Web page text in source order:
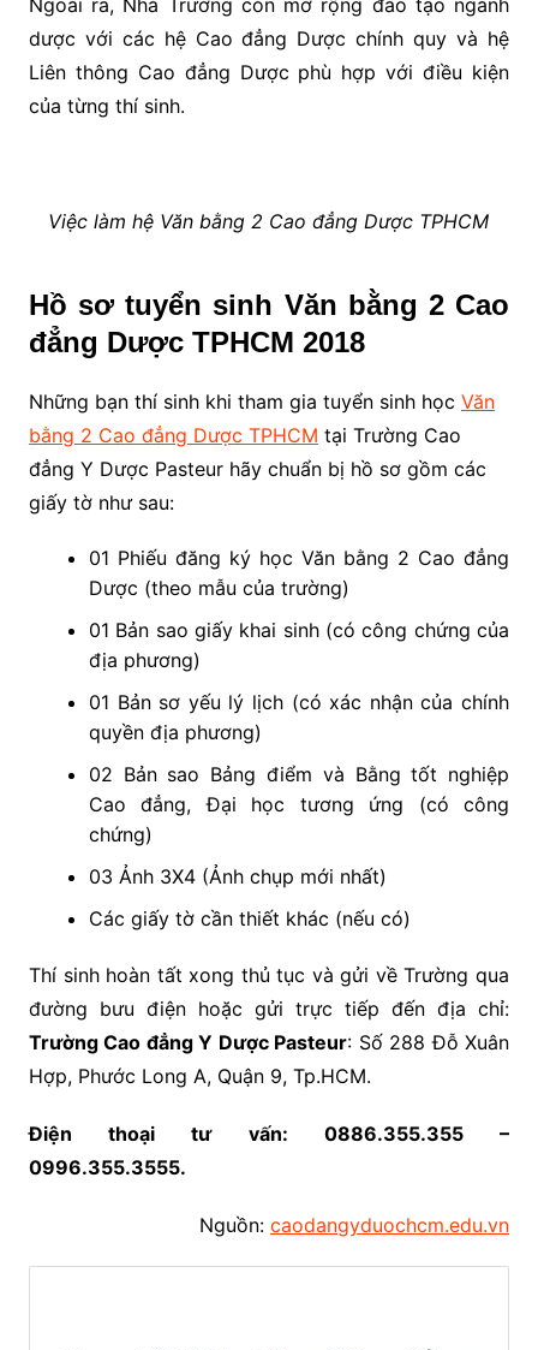
Ngoài ra, Nhà Trường còn mở rộng đào tạo ngành
dược với các hệ Cao đẳng Dược chính quy và hệ
Liên thông Cao đẳng Dược phù hợp với điều kiện
của từng thí sinh.
Việc làm hệ Văn bằng 2 Cao đẳng Dược TPHCM
Hồ sơ tuyển sinh Văn bằng 2 Cao
đẳng Dược TPHCM 2018
Những bạn thí sinh khi tham gia tuyển sinh học Văn
bằng 2 Cao đẳng Dược TPHCM tại Trường Cao
đẳng Y Dược Pasteur hãy chuẩn bị hồ sơ gồm các
giấy tờ như sau:
01 Phiếu đăng ký học Văn bằng 2 Cao đẳng
Dược (theo mẫu của trường)
01 Bản sao giấy khai sinh (có công chứng của
địa phương)
01 Bản sơ yếu lý lịch (có xác nhận của chính
quyền địa phương)
02 Bản sao Bảng điểm và Bằng tốt nghiệp
Cao đẳng, Đại học tương ứng (có công
chứng)
03 Ảnh 3X4 (Ảnh chụp mới nhất)
Các giấy tờ cần thiết khác (nếu có)
Thí sinh hoàn tất xong thủ tục và gửi về Trường qua
đường bưu điện hoặc gửi trực tiếp đến địa chỉ:
Trường Cao đẳng Y Dược Pasteur: Số 288 Đỗ Xuân
Hợp, Phước Long A, Quận 9, Tp.HCM.
Điện thoại tư vấn: 0886.355.355 –
0996.355.3555.
Nguồn:caodangyduochcm.edu.vn